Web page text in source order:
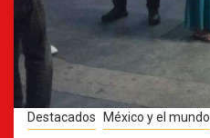
Destacados México y el mundo